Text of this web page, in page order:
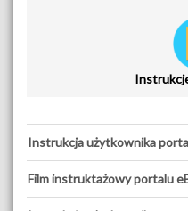
Instrukcja użytkownika
Film instruktażowy portalu